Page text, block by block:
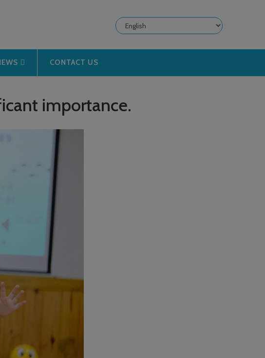
Choose
a
CONTACT US
importance.